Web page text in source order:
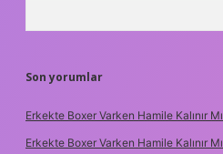
Son yorumlar
Erkekte Boxer Varken Hamile Kalınır Mı
Erkekte Boxer Varken Hamile Kalınır Mı